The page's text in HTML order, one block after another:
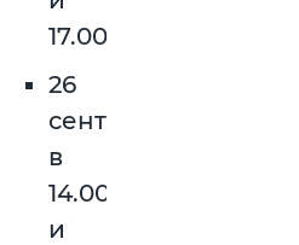
17.00
26
сентября
в
14.00
и